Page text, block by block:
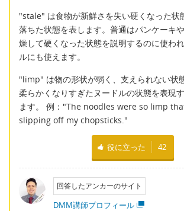
"stale" は食物が新鮮さを失い硬くなった状
落ちた状態を表します。普通はパンケーキ
燥して硬くなった状態を説明するのに使わ
ルにも使えます。
"limp" は物の形状が弱く、支えられない状
柔らかくなりすぎたヌードルの状態を表現
ます。 例："The noodles were so limp
slipping off my chopsticks."
役に立った 42
回答したアンカーのサイト
DMM講師プロフィール